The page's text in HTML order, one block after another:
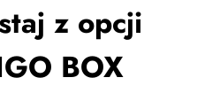
z opcji
BOX